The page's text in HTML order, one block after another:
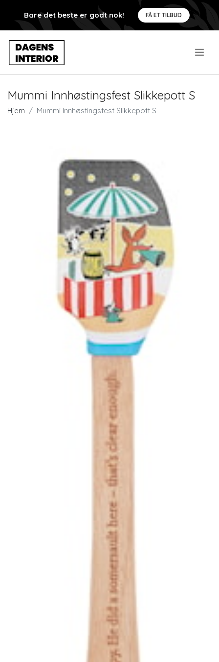
Bare det beste er godt nok! FÅ ET TILBUD
Mummi Innhøstingsfest Slikkepott S
Hjem Mummi Innhøstingsfest Slikkepott S